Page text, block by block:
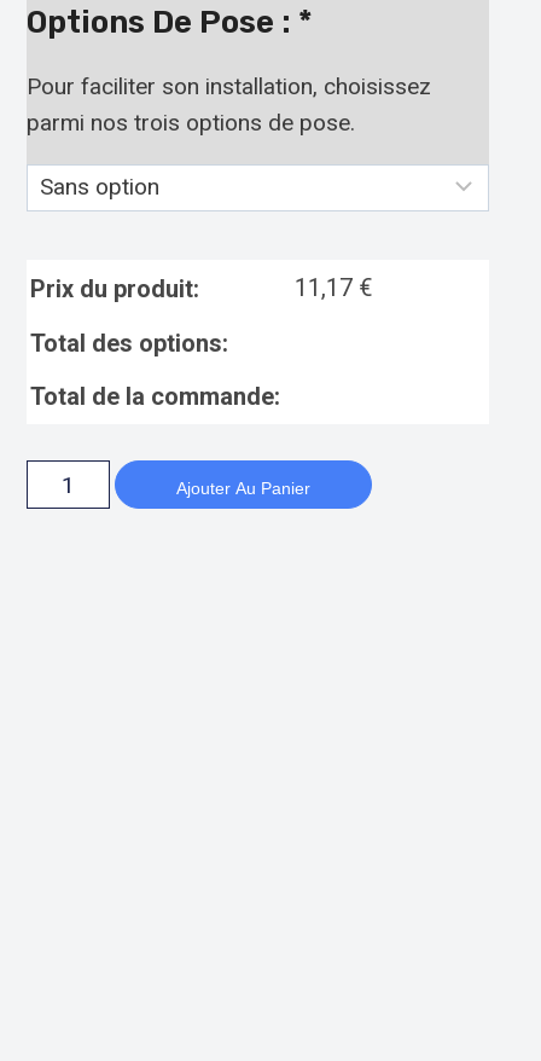
Options De Pose : *
Pour faciliter son installation, choisissez
parmi nos trois options de pose.
Prix du produit: 11,17 €
Total des options:
Total de la commande:
Ajouter Au Panier